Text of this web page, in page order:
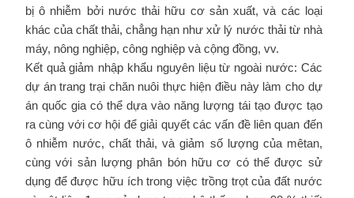
bị ô nhiễm bởi nước thải hữu cơ sản xuất, và các loại
khác của chất thải, chẳng hạn như xử lý nước thải từ nhà
máy, nông nghiệp, công nghiệp và cộng đồng, vv.
Kết quả giảm nhập khẩu nguyên liệu từ ngoài nước: Các
dự án trang trại chăn nuôi thực hiện điều này làm cho dự
án quốc gia có thể dựa vào năng lượng tái tạo được tạo
ra cùng với cơ hội để giải quyết các vấn đề liên quan đến
ô nhiễm nước, chất thải, và giảm số lượng của mêtan,
cùng với sản lượng phân bón hữu cơ có thể được sử
dụng để được hữu ích trong việc trồng trọt của đất nước